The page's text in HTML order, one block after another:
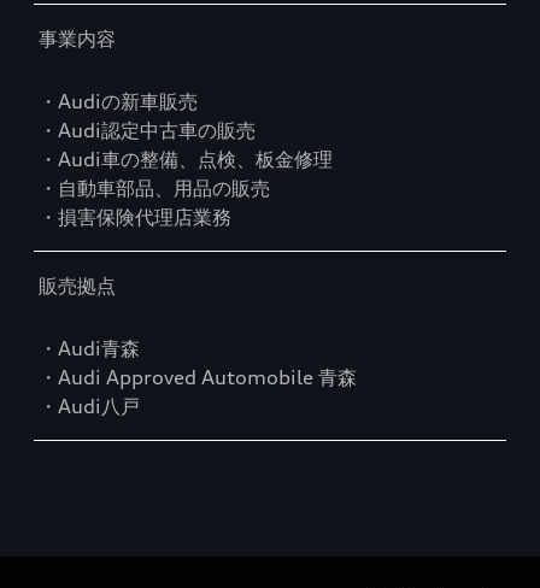
事業内容
・Audiの新車販売
・Audi認定中古車の販売
・Audi車の整備、点検、板金修理
・自動車部品、用品の販売
・損害保険代理店業務
販売拠点
・Audi青森
・Audi Approved Automobile 青森
・Audi八戸